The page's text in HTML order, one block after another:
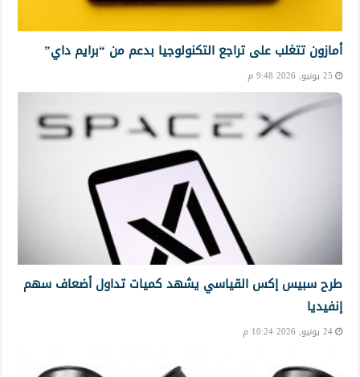
أمازون تتغلب على تراجع التكنولوجيا بدعم من “برايم داي”
25 يونيو, 2026 9:48 م
طرح سبيس إكس القياسي يشهد كميات تداول أضعاف سهم
إنفيديا
24 يونيو, 2026 10:24 م